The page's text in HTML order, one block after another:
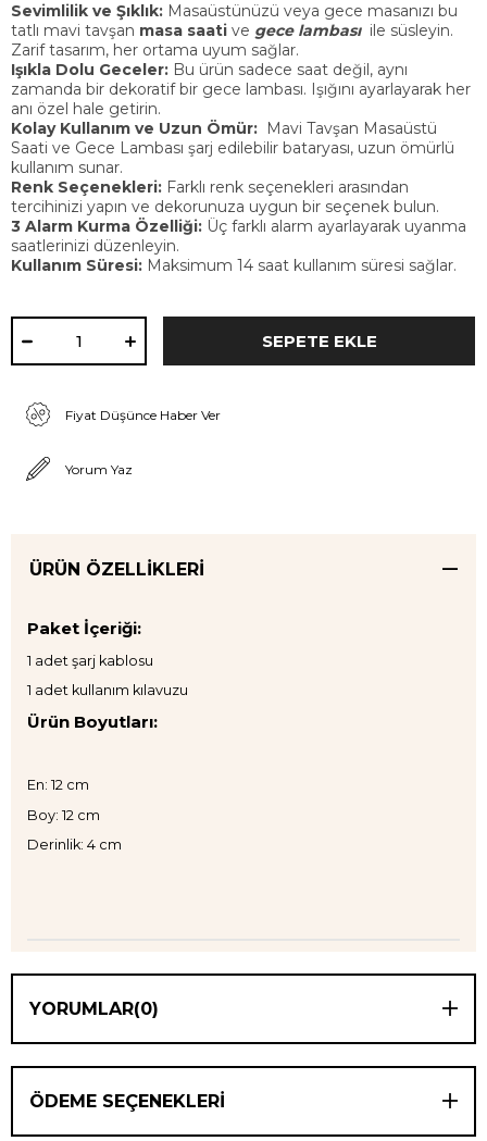
Sevimlilik ve Şıklık: Masaüstünüzü veya gece masanızı bu
tatlı mavi tavşan masa saati ve gece lambası ile süsleyin.
Zarif tasarım, her ortama uyum sağlar.
Işıkla Dolu Geceler: Bu ürün sadece saat değil, aynı
zamanda bir dekoratif bir gece lambası. Işığını ayarlayarak her
anı özel hale getirin.
Kolay Kullanım ve Uzun Ömür: Mavi Tavşan Masaüstü
Saati ve Gece Lambası şarj edilebilir bataryası, uzun ömürlü
kullanım sunar.
Renk Seçenekleri: Farklı renk seçenekleri arasından
tercihinizi yapın ve dekorunuza uygun bir seçenek bulun.
3 Alarm Kurma Özelliği: Üç farklı alarm ayarlayarak uyanma
saatlerinizi düzenleyin.
Kullanım Süresi: Maksimum 14 saat kullanım süresi sağlar.
Fiyat Düşünce Haber Ver
Yorum Yaz
ÜRÜN ÖZELLIKLERI
Paket İçeriği:
1 adet şarj kablosu
1 adet kullanım kılavuzu
Ürün Boyutları:
En: 12 cm
Boy: 12 cm
Derinlik: 4 cm
YORUMLAR(0)
ÖDEME SEÇENEKLERI